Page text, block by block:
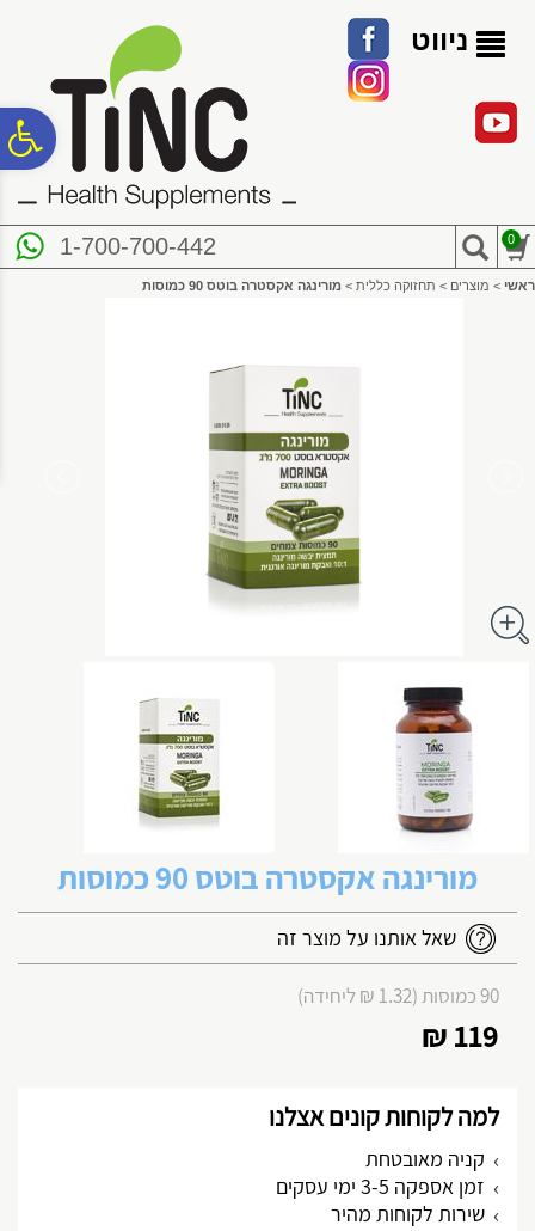
נגישות
ניווט
1-700-700-442 0
ראשי > מוצרים > תחזוקה כללית > מורינגה אקסטרה בוטס 90 כמוסות
מורינגה אקסטרה בוטס 90 כמוסות
שאל אותנו על מוצר זה
90 כמוסות (1.32 ₪ ליחידה)
119 ₪
למה לקוחות קונים אצלנו
קניה מאובטחת
זמן אספקה 3-5 ימי עסקים
שירות לקוחות מהיר